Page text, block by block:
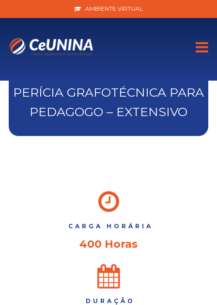
AMBIENTE VIRTUAL
PERÍCIA GRAFOTÉCNICA PARA
PEDAGOGO – EXTENSIVO
CARGA HORÁRIA
400 Horas
DURAÇÃO